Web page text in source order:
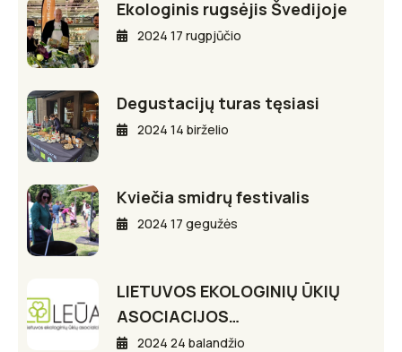
Ekologinis rugsėjis Švedijoje
2024 17 rugpjūčio
Degustacijų turas tęsiasi
2024 14 birželio
Kviečia smidrų festivalis
2024 17 gegužės
LIETUVOS EKOLOGINIŲ ŪKIŲ
ASOCIACIJOS…
2024 24 balandžio